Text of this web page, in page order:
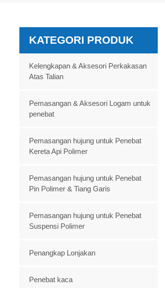
KATEGORI PRODUK
Kelengkapan & Aksesori Perkakasan
Atas Talian
Pemasangan & Aksesori Logam untuk
penebat
Pemasangan hujung untuk Penebat
Kereta Api Polimer
Pemasangan hujung untuk Penebat
Pin Polimer & Tiang Garis
Pemasangan hujung untuk Penebat
Suspensi Polimer
Penangkap Lonjakan
Penebat kaca